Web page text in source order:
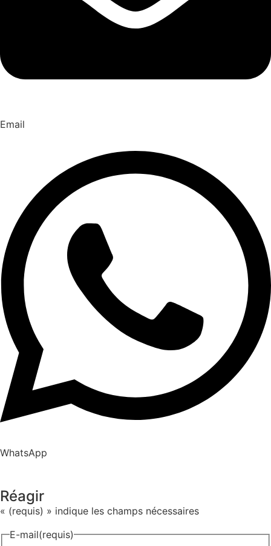
Email
WhatsApp
Réagir
« (requis) » indique les champs nécessaires
E-mail(requis)